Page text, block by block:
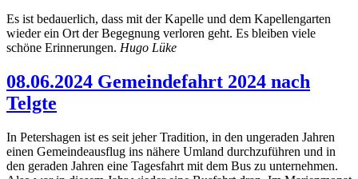
Es ist bedauerlich, dass mit der Kapelle und dem Kapellengarten
wieder ein Ort der Begegnung verloren geht. Es bleiben viele
schöne Erinnerungen. Hugo Lüke
08.06.2024 Gemeindefahrt 2024 nach
Telgte
In Petershagen ist es seit jeher Tradition, in den ungeraden Jahren
einen Gemeindeausflug ins nähere Umland durchzuführen und in
den geraden Jahren eine Tagesfahrt mit dem Bus zu unternehmen.